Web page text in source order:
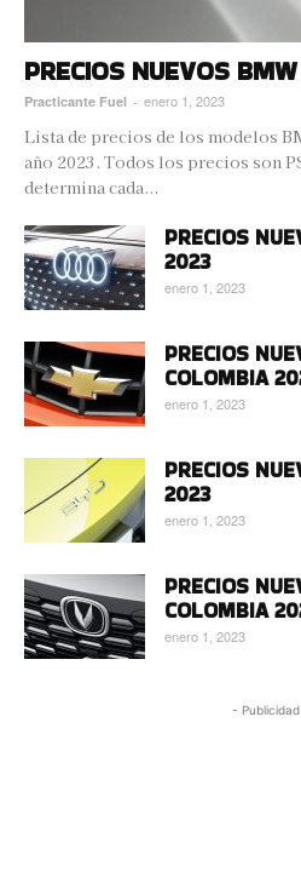
PRECIOS NUEVOS
Practicante Fuel - enero 1, 2023
Lista de precios de los modelos
año 2023. Todos los precios son
determina cada...
PRECIOS
2023
enero 1, 2023
PRECIOS
COLOMBIA
enero 1, 2023
PRECIOS
2023
enero 1, 2023
PRECIOS
COLOMBIA
enero 1, 2023
-